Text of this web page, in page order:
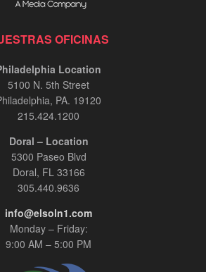
OFICINAS
Location
5100 N. 5th Street
PA. 19120
215.424.1200
Doral – Location
5300 Paseo Blvd
Doral, FL 33166
305.440.9636
info@elsoln1.com
Monday – Friday:
9:00 AM – 5:00 PM